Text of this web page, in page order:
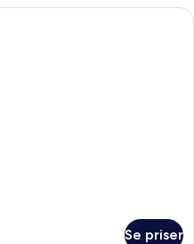
Ett modernt hotellrum med en stor
Se priser